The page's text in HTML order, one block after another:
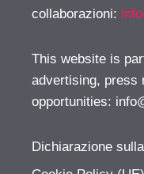
collaborazioni:
This website is
advertising, press
opportunities:
Dichiarazione